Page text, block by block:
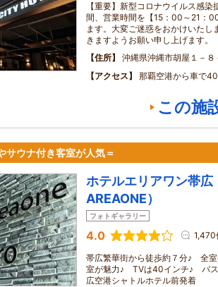
【重要】新型コロナウイルス感
間、営業時間を【15：00～21：
ます。大変ご迷惑をおかけいたし
きますようお願い申し上げます。
住所
沖縄県沖縄市胡屋１－８
アクセス
那覇空港から車で
この施
サウナ付き客室が人気＝
ホテルエリアワン帯広
AREAONE）
フォトギャラリー
4.0 1,470
帯広繁華街から徒歩約７分♪ 全
室が魅力♪ TVは40インチ♪ バ
広空港シャトルホテル前発着